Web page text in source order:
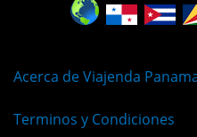
Acerca de Viajenda
Terminos y Condiciones